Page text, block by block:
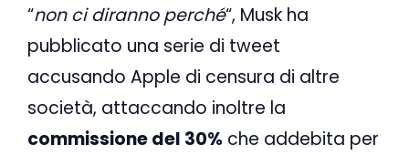
“non ci diranno perché“, Musk ha
pubblicato una serie di tweet
accusando Apple di censura di altre
società, attaccando inoltre la
commissione del 30% che addebita per